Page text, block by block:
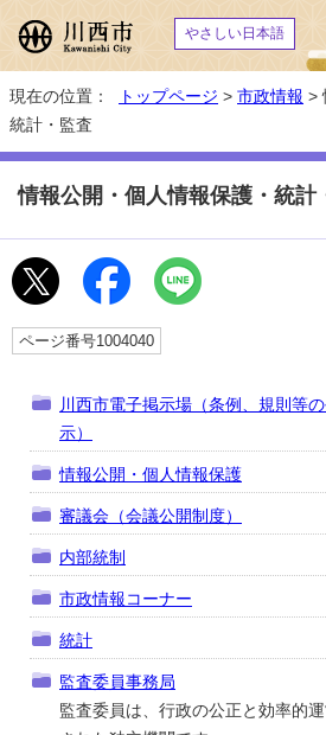
やさしい日本語
現在の位置： トップページ > 市政情報 >
統計・監査
情報公開・個人情報保護・統計
ページ番号1004040
川西市電子掲示場（条例、規則等
示）
情報公開・個人情報保護
審議会（会議公開制度）
内部統制
市政情報コーナー
統計
監査委員事務局
監査委員は、行政の公正と効率的